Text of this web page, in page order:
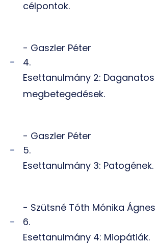
célpontok.
- Gaszler Péter
4.
Esettanulmány 2: Daganatos
megbetegedések.
- Gaszler Péter
5.
Esettanulmány 3: Patogének.
- Szütsné Tóth Mónika Ágnes
6.
Esettanulmány 4: Miopátiák.